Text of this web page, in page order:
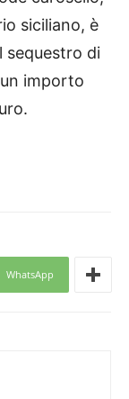
siciliano, è
sequestro di
importo
WhatsApp